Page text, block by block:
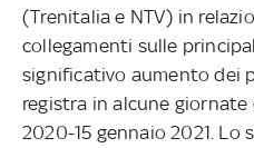
(Trenitalia e NTV) in
collegamenti sulle
significativo aumento dei
registra in alcune giornate
2020-15 gennaio 2021. Lo